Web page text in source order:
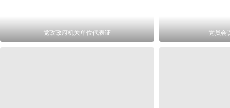
党政政府机关单位代表证 党员会